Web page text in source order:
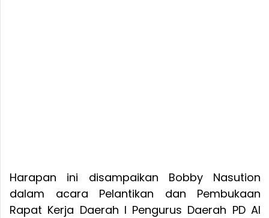
Harapan ini disampaikan Bobby Nasution
dalam acara Pelantikan dan Pembukaan
Rapat Kerja Daerah I Pengurus Daerah PD Al